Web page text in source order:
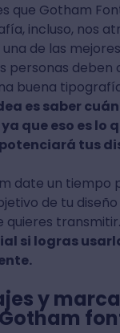
que Gotham
incluso, nos
de las
personas
buena
es saber
que eso es lo
tus
date un tiempo
de tu
quieres transmitir.
si logras
y